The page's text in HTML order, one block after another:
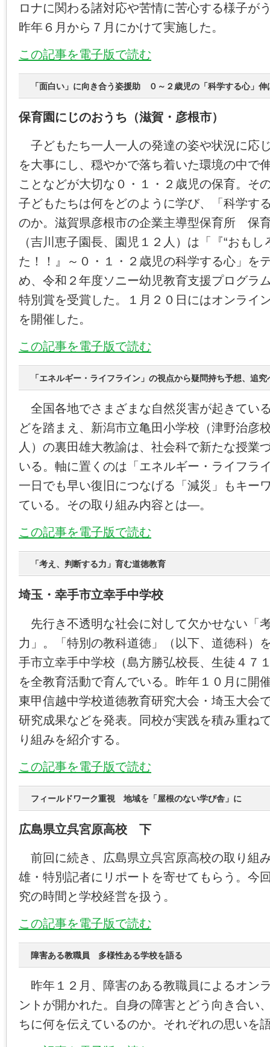
ロナに関わる諸対応や苦情に苦心する様子が
昨年６月から７月にかけて実施した。
この記事を電子版で読む
「面白い」に向き合う姿援助 ０～２歳児の「科学する心」伸
保育園にじのおうち（滋賀・彦根市）
子どもたち一人一人の発達の姿や状況に応
を大事にし、穏やかで落ち着いた環境の中で
ことなどが大切な０・１・２歳児の保育。そ
子どもたちは何をどのように学び、「科学す
のか。滋賀県彦根市の企業主導型保育所 保
（吉川恵子園長、園児１２人）は「『“おもし
た！！』～０・１・２歳児の科学する心」を
め、令和２年度ソニー幼児教育支援プログラ
特別賞を受賞した。１月２０日にはオンライ
を開催した。
この記事を電子版で読む
「エネルギー・ライフライン」の視点から疑問持ち予想、追究
全国各地でさまざまな自然災害が起きてい
どを踏まえ、新潟市立亀田小学校（津野治彦
人）の裏田雄大教諭は、社会科で新たな授業
いる。軸に置くのは「エネルギー・ライフラ
一日でも早い復旧につなげる「減災」もキー
ている。その取り組み内容とは―。
この記事を電子版で読む
「考え、判断する力」育む道徳教育
埼玉・幸手市立幸手中学校
先行き不透明な社会に対して欠かせない「
力」。「特別の教科道徳」（以下、道徳科）
手市立幸手中学校（島方勝弘校長、生徒４７
を全教育活動で育んでいる。昨年１０月に開
東甲信越中学校道徳教育研究大会・埼玉大会
研究成果などを発表。同校が実践を積み重ね
り組みを紹介する。
この記事を電子版で読む
フィールドワーク重視 地域を「屋根のない学び舎」に
広島県立呉宮原高校 下
前回に続き、広島県立呉宮原高校の取り組
雄・特別記者にリポートを寄せてもらう。今
究の時間と学校経営を扱う。
この記事を電子版で読む
障害ある教職員 多様性ある学校を語る
昨年１２月、障害のある教職員によるオン
ントが開かれた。自身の障害とどう向き合い
ちに何を伝えているのか。それぞれの思いを